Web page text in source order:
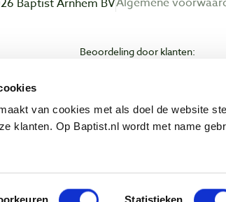
van cookies met als doel de website
klanten. Op Baptist.nl wordt met name
Statistieken
Baptist Arnhem BV
Beoordeling door klanten: